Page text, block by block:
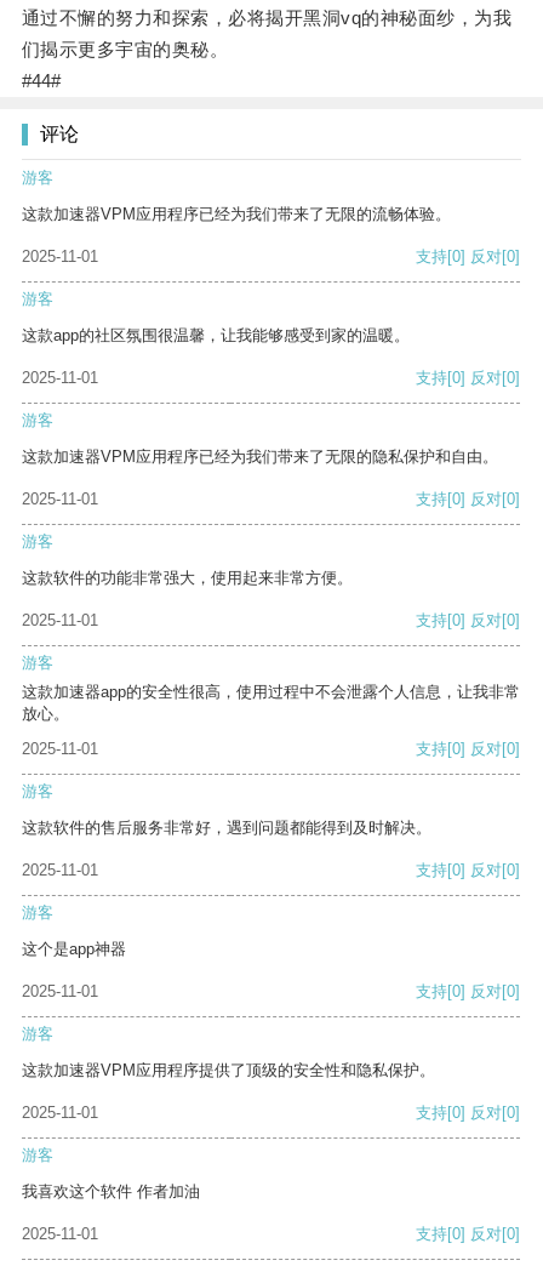
通过不懈的努力和探索，必将揭开黑洞vq的神秘面纱，为我
们揭示更多宇宙的奥秘。
#44#
评论
游客
这款加速器VPM应用程序已经为我们带来了无限的流畅体验。
2025-11-01 支持[0] 反对[0]
游客
这款app的社区氛围很温馨，让我能够感受到家的温暖。
2025-11-01 支持[0] 反对[0]
游客
这款加速器VPM应用程序已经为我们带来了无限的隐私保护和自由。
2025-11-01 支持[0] 反对[0]
游客
这款软件的功能非常强大，使用起来非常方便。
2025-11-01 支持[0] 反对[0]
游客
这款加速器app的安全性很高，使用过程中不会泄露个人信息，让我非常
放心。
2025-11-01
支持[0] 反对[0]
游客
这款软件的售后服务非常好，遇到问题都能得到及时解决。
2025-11-01 支持[0] 反对[0]
游客
这个是app神器
2025-11-01 支持[0] 反对[0]
游客
这款加速器VPM应用程序提供了顶级的安全性和隐私保护。
2025-11-01 支持[0] 反对[0]
游客
我喜欢这个软件 作者加油
2025-11-01 支持[0] 反对[0]